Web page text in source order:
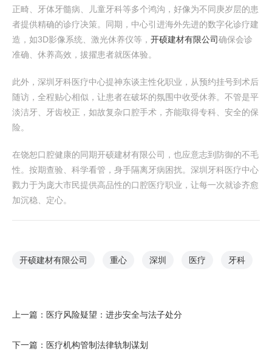
正畸、牙体牙髓病、儿童牙科等多个鸿沟，好像为不同庚岁层的患
者提供精确的诊疗决策。同期，中心引进海外先进的数字化诊疗建
造，如3D影像系统、激光休养仪等， 开硕建材有限公司确保会诊
准确、休养高效，拔擢患者就医体验。
此外，深圳牙科医疗中心提神东谈主性化职业，从预约挂号到术后
随访，全程贴心相似，让患者在破坏的氛围中收受休养。不管是平
淡洁牙、牙齿校正，如故复杂口腔手术，齐能取得专科、安全的保
险。
在饶恕口腔健康的同期开硕建材有限公司，也应意志到防御的不毛
性。按期查验、科学看管，身手隔离牙病困扰。深圳牙科医疗中心
戮力于为庞大市民提供高品性的口腔医疗职业，让每一次就诊齐愈
加沉稳、定心。
开硕建材有限公司 重心 深圳 医疗 牙科
上一篇： 医疗风险疑望：进步安全与法子处分
下一篇： 医疗机构管制法律轨制谋划